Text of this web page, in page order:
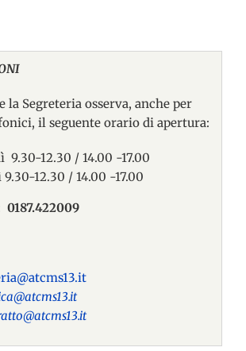
la Segreteria osserva, anche per
il seguente orario di apertura:
9.30-12.30 / 14.00 -17.00
12.30 / 14.00 -17.00
0187.422009